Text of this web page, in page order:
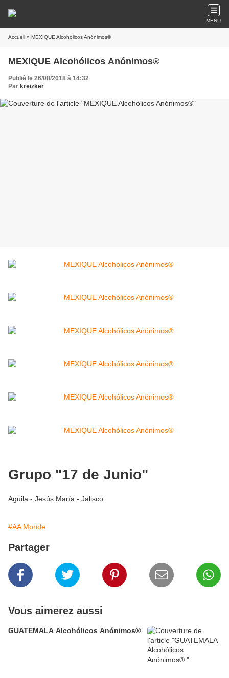
MENU
Accueil » MEXIQUE Alcohólicos Anónimos®
MEXIQUE Alcohólicos Anónimos®
Publié le 26/08/2018 à 14:32
Par kreizker
Grupo "17 de Junio"
Aguila - Jesús María - Jalisco
#AA Monde
Partager
Vous aimerez aussi
GUATEMALA Alcohólicos Anónimos®